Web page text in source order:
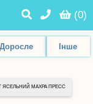
(0)
Доросле Інше
ЯСЕЛЬНИЙ МАХРА ПРЕСС